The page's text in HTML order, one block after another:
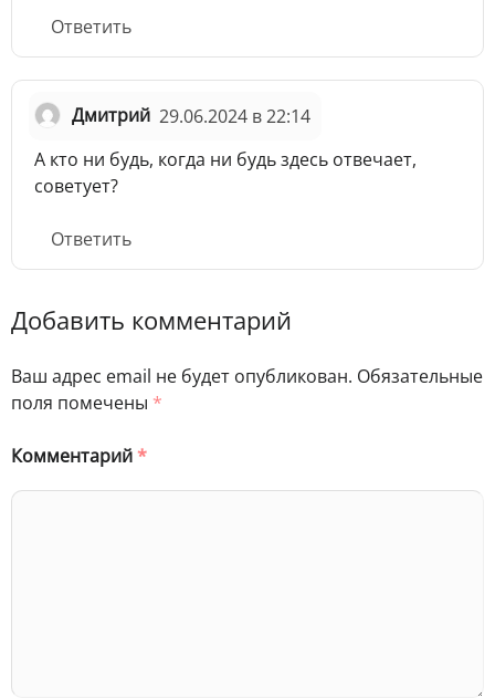
Ответить
Дмитрий 29.06.2024 в 22:14
А кто ни будь, когда ни будь здесь отвечает,
советует?
Ответить
Добавить комментарий
Ваш адрес email не будет опубликован. Обязательные
поля помечены *
Комментарий*